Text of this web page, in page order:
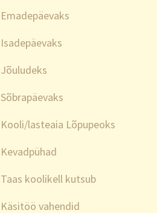
Emadepäevaks
Isadepäevaks
Jõuludeks
Sõbrapäevaks
Kooli/lasteaia Lõpupeoks
Kevadpühad
Taas koolikell kutsub
Käsitöö vahendid